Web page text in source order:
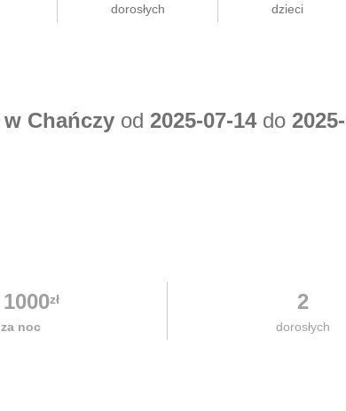
dorosłych dzieci
w Chańczy od 2025-07-14do
1000zł
za noc
2
dorosłych